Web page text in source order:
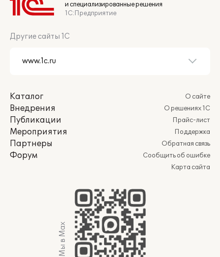
и специализированные решения
1С:Предприятие
Другие сайты 1С
Каталог
Внедрения
Публикации
Мероприятия
Партнеры
Форум
О сайте
О решениях 1С
Прайс-лист
Поддержка
Обратная связь
Сообщить об ошибке
Карта сайта
Мы в Max